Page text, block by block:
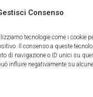
Consenso
tecnologie come i cookie
Il consenso a queste
di navigazione o ID unici su
influire negativamente su